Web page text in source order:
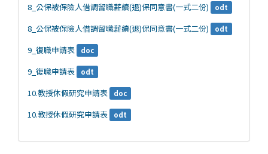
8_公保被保險人借調留職薪續(退)保同意書(一式二份) odt
8_公保被保險人借調留職薪續(退)保同意書(一式二份) odt
9_復職申請表 doc
9_復職申請表 odt
10.教授休假研究申請表 doc
10.教授休假研究申請表 odt